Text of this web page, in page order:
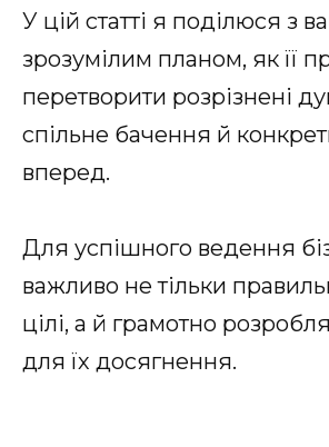
У цій статті я поділюся з
зрозумілим планом, як її
перетворити розрізнені
спільне бачення й
вперед.
Для успішного ведення
важливо не тільки
цілі, а й грамотно
для їх досягнення.